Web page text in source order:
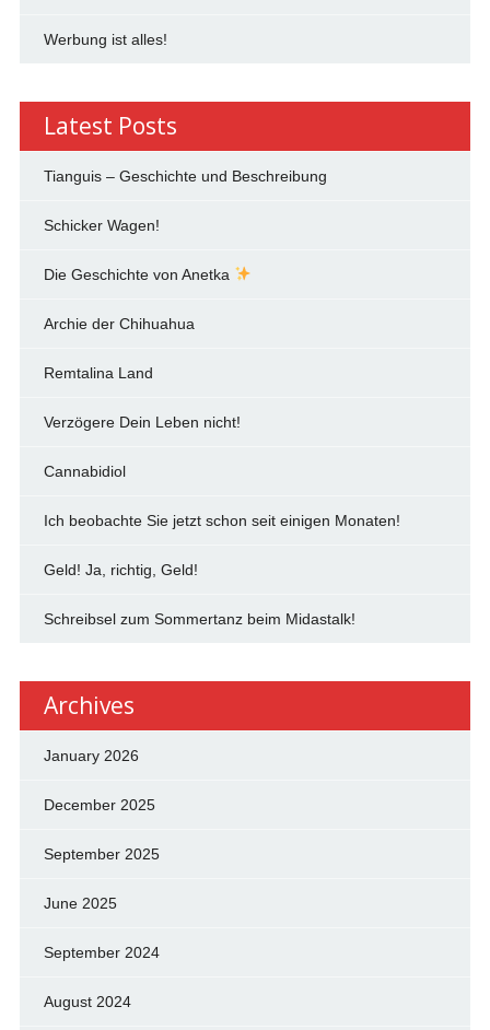
Werbung ist alles!
Latest Posts
Tianguis – Geschichte und Beschreibung
Schicker Wagen!
Die Geschichte von Anetka
Archie der Chihuahua
Remtalina Land
Verzögere Dein Leben nicht!
Cannabidiol
Ich beobachte Sie jetzt schon seit einigen Monaten!
Geld! Ja, richtig, Geld!
Schreibsel zum Sommertanz beim Midastalk!
Archives
January 2026
December 2025
September 2025
June 2025
September 2024
August 2024